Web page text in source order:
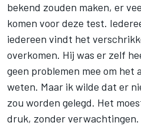
bekend zouden maken, er
komen voor deze test.
iedereen vindt het
overkomen. Hij was er zelf
geen problemen mee om het
weten. Maar ik wilde dat er
zou worden gelegd. Het
druk, zonder